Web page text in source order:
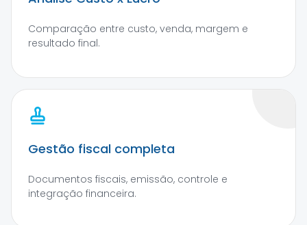
Comparação entre custo, venda, margem e
resultado final.
Gestão fiscal completa
Documentos fiscais, emissão, controle e
integração financeira.